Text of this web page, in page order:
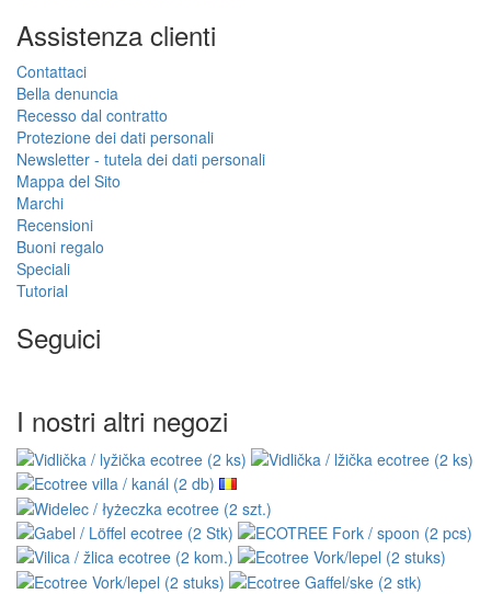
Assistenza clienti
Contattaci
Bella denuncia
Recesso dal contratto
Protezione dei dati personali
Newsletter - tutela dei dati personali
Mappa del Sito
Marchi
Recensioni
Buoni regalo
Speciali
Tutorial
Seguici
I nostri altri negozi